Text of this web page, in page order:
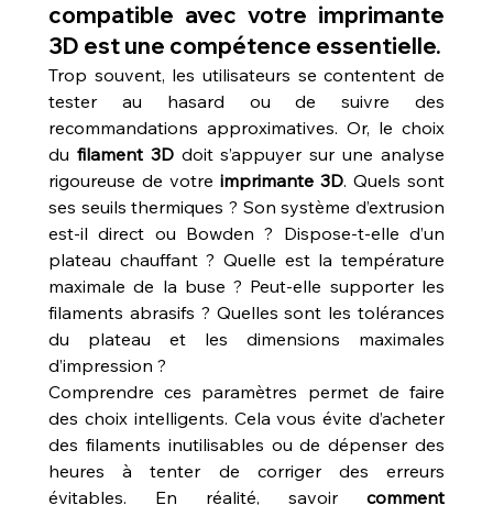
compatible avec votre imprimante
3D est une compétence essentielle.
Trop souvent, les utilisateurs se contentent de
tester au hasard ou de suivre des
recommandations approximatives. Or, le choix
du filament 3D doit s’appuyer sur une analyse
rigoureuse de votre imprimante 3D. Quels sont
ses seuils thermiques ? Son système d’extrusion
est-il direct ou Bowden ? Dispose-t-elle d’un
plateau chauffant ? Quelle est la température
maximale de la buse ? Peut-elle supporter les
filaments abrasifs ? Quelles sont les tolérances
du plateau et les dimensions maximales
d’impression ?
Comprendre ces paramètres permet de faire
des choix intelligents. Cela vous évite d’acheter
des filaments inutilisables ou de dépenser des
heures à tenter de corriger des erreurs
évitables. En réalité, savoir comment